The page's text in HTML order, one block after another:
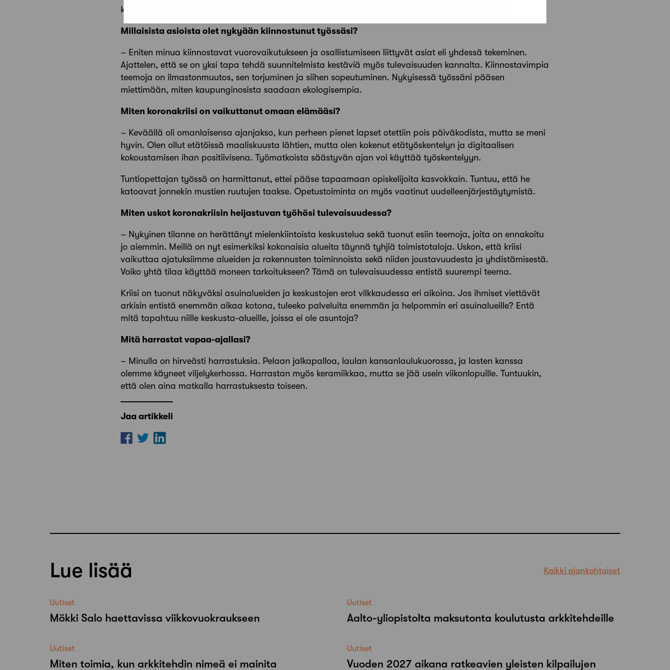
koululaisena olin kiinnostunut käsillä tekemisestä.
Millaisista asioista olet nykyään kiinnostunut työssäsi?
– Eniten minua kiinnostavat vuorovaikutukseen ja osallistumiseen liittyvät asiat eli yhdessä tekeminen.
Ajattelen, että se on yksi tapa tehdä suunnitelmista kestäviä myös tulevaisuuden kannalta. Kiinnostavimpia
teemoja on ilmastonmuutos, sen torjuminen ja siihen sopeutuminen. Nykyisessä työssäni pääsen
miettimään, miten kaupunginosista saadaan ekologisempia.
Miten koronakriisi on vaikuttanut omaan elämääsi?
– Keväällä oli omanlaisensa ajanjakso, kun perheen pienet lapset otettiin pois päiväkodista, mutta se meni
hyvin. Olen ollut etätöissä maaliskuusta lähtien, mutta olen kokenut etätyöskentelyn ja digitaalisen
kokoustamisen ihan positiivisena. Työmatkoista säästyvän ajan voi käyttää työskentelyyn.
Tuntiopettajan työssä on harmittanut, ettei pääse tapaamaan opiskelijoita kasvokkain. Tuntuu, että he
katoavat jonnekin mustien ruutujen taakse. Opetustoiminta on myös vaatinut uudelleenjärjestäytymistä.
Miten uskot koronakriisin heijastuvan työhösi tulevaisuudessa?
– Nykyinen tilanne on herättänyt mielenkiintoista keskustelua sekä tuonut esiin teemoja, joita on ennakoitu
jo aiemmin. Meillä on nyt esimerkiksi kokonaisia alueita täynnä tyhjiä toimistotaloja. Uskon, että kriisi
vaikuttaa ajatuksiimme alueiden ja rakennusten toiminnoista sekä niiden joustavuudesta ja yhdistämisestä.
Voiko yhtä tilaa käyttää moneen tarkoitukseen? Tämä on tulevaisuudessa entistä suurempi teema.
Kriisi on tuonut näkyväksi asuinalueiden ja keskustojen erot vilkkaudessa eri aikoina. Jos ihmiset viettävät
arkisin entistä enemmän aikaa kotona, tuleeko palveluita enemmän ja helpommin eri asuinalueille? Entä
mitä tapahtuu niille keskusta-alueille, joissa ei ole asuntoja?
Mitä harrastat vapaa-ajallasi?
– Minulla on hirveästi harrastuksia. Pelaan jalkapalloa, laulan kansanlaulukuorossa, ja lasten kanssa
olemme käyneet viljelykerhossa. Harrastan myös keramiikkaa, mutta se jää usein viikonlopuille. Tuntuukin,
että olen aina matkalla harrastuksesta toiseen.
Jaa artikkeli
Lue lisää Kaikki ajankohtaiset
Uutiset
Mökki Salo haettavissa viikkovuokraukseen
Uutiset
Aalto-​yliopistolta maksutonta koulutusta arkkitehdeille
Uutiset
Miten toimia, kun arkkitehdin nimeä ei mainita
Uutiset
Vuoden 2027 aikana ratkeavien yleisten kilpailujen